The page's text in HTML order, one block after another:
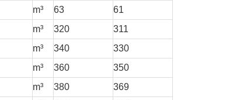
m³ 63
61
m³ 320
311
m³ 340
330
m³ 360
350
m³ 380
369